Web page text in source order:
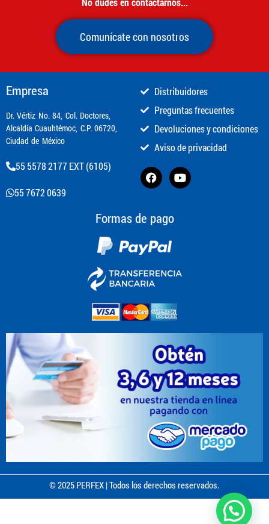
Comunícate con nosotros
Empresa
​Dr. Vértiz No. 84, Col. Doctores,
Alcaldía Cuauhtémoc, C.P. 06720,
Ciudad de México
55 5578 2177 EXT (6105)
55 7672 0639
Distribuidores
Preguntas frecuentes
Devoluciones y condiciones
Aviso de privacidad
Formas de pago
© 2025 PERFEX | Todos los derechos reservados.